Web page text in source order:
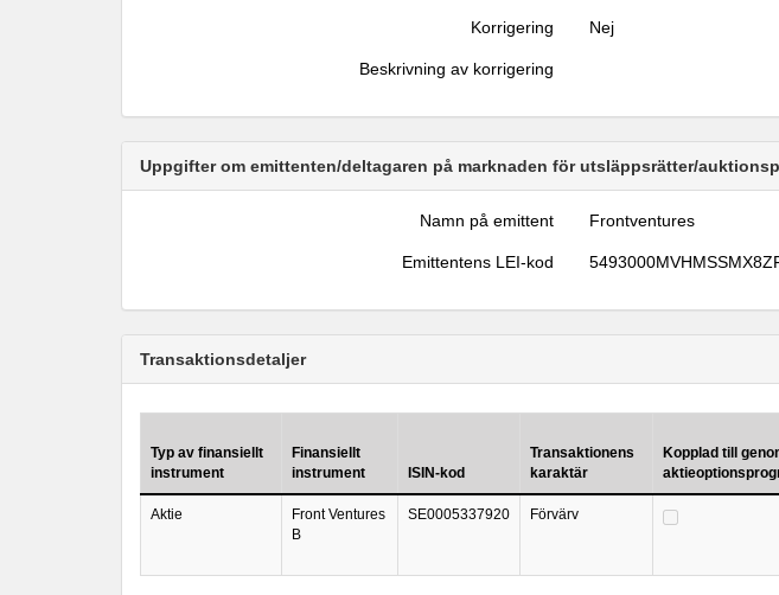
Korrigering Nej
Beskrivning av korrigering
Uppgifter om emittenten/deltagaren på marknaden för utsläppsrätter/
Namn på emittent Frontventures
Emittentens LEI-kod
Transaktionsdetaljer
Typ av finansiellt
instrument
Finansiellt
instrument
ISIN-kod
Transaktionens
karaktär
Kopplad till
Aktie
Front Ventures
B
SE0005337920 Förvärv